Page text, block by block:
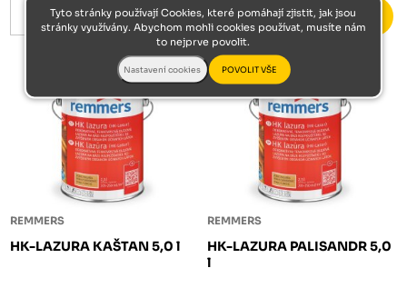
REMMERS
HK-LAZURA KAŠTAN 5,0 l
REMMERS
HK-LAZURA PALISANDR 5,0
l
Tyto stránky používají Cookies, které pomáhají zjistit, jak jsou
stránky využívány. Abychom mohli cookies používat, musíte nám
to nejprve povolit.